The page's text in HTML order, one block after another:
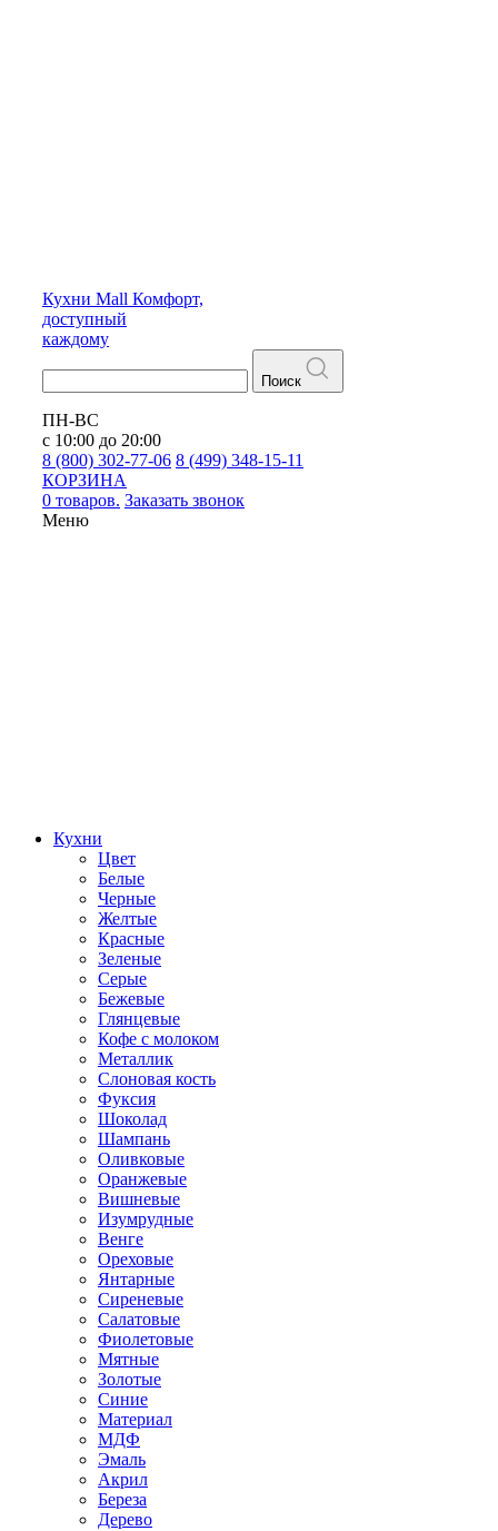
Кухни Mall Комфорт,
доступный
каждому
Поиск
ПН-ВС
с 10:00 до 20:00
8 (800) 302-77-06 8 (499) 348-15-11
КОРЗИНА
0 товаров. Заказать звонок
Меню
Кухни
Цвет
Белые
Черные
Желтые
Красные
Зеленые
Серые
Бежевые
Глянцевые
Кофе с молоком
Металлик
Слоновая кость
Фуксия
Шоколад
Шампань
Оливковые
Оранжевые
Вишневые
Изумрудные
Венге
Ореховые
Янтарные
Сиреневые
Салатовые
Фиолетовые
Мятные
Золотые
Синие
Материал
МДФ
Эмаль
Акрил
Береза
Дерево